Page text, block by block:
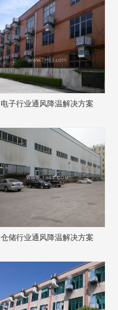
电子行业通风降温解决方案
仓储行业通风降温解决方案